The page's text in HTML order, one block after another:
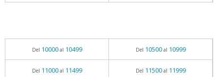
Del 10000al 10499 Del 10500al 10999
Del 11000al 11499 Del 11500al 11999